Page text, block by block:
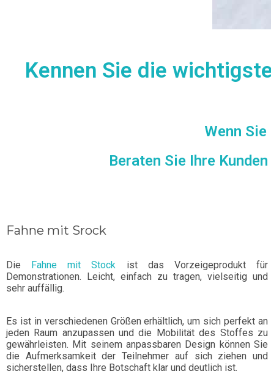
Kennen Sie die
Wenn
Beraten Sie Ihre
Fahne mit Srock
Die Fahne mit Stock ist das Vorzeigeprodukt für
Demonstrationen. Leicht, einfach zu tragen, vielseitig und
sehr auffällig.
Es ist in verschiedenen Größen erhältlich, um sich perfekt an
jeden Raum anzupassen und die Mobilität des Stoffes zu
gewährleisten. Mit seinem anpassbaren Design können Sie
die Aufmerksamkeit der Teilnehmer auf sich ziehen und
sicherstellen, dass Ihre Botschaft klar und deutlich ist.